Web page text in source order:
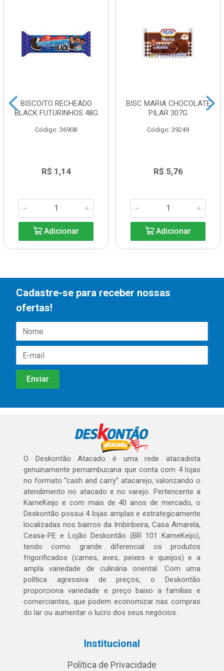
BISCOITO RECHEADO
BLACK FUTURINHOS 48G
Código: 36908
R$ 1,14
Adicionar
BISC MARIA CHOCOLATE
PILAR 307G
Código: 39249
R$ 5,76
Adicionar
Cadastre-se para receber nossas
ofertas!
O Deskontão Atacado é uma rede atacadista
genuinamente pernambucana que conta com 4 lojas
no formato “cash and carry” atacarejo, valorizando o
atendimento no atacado e no varejo. Pertencente a
KarneKeijo e com mais de 40 anos de mercado, o
Deskontão possui 4 lojas amplas e estrategicamente
localizadas nos bairros da Imbiribeira, Casa Amarela,
Ceasa-PE e Lojão Deskontão (BR 101 KarneKeijo),
tendo como grande diferencial os produtos
frigorificados (carnes, aves, peixes e queijos) e a
ampla variedade de culinária oriental. Com uma
política agressiva de preços, o Deskontão
proporciona variedade e preço baixo a famílias e
comerciantes, que podem economizar nas compras
do lar ou aumentar o lucro dos seus negócios.
Institucional
Política de Privacidade